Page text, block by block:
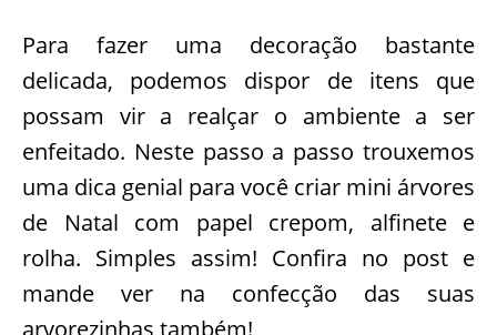
Para fazer uma decoração bastante
delicada, podemos dispor de itens que
possam vir a realçar o ambiente a ser
enfeitado. Neste passo a passo trouxemos
uma dica genial para você criar mini árvores
de Natal com papel crepom, alfinete e
rolha. Simples assim! Confira no post e
mande ver na confecção das suas
arvorezinhas também!